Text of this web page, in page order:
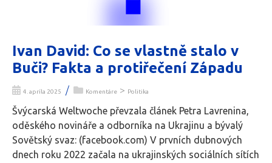
Ivan David: Co se vlastně stalo v
Buči? Fakta a protiřečení Západu
4. apríla 2025 / Komentáre > Politika
Švýcarská Weltwoche převzala článek Petra Lavrenina,
oděského novináře a odborníka na Ukrajinu a bývalý
Sovětský svaz: (facebook.com) V prvních dubnových
dnech roku 2022 začala na ukrajinských sociálních sítích